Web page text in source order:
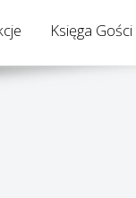
Księga Gości